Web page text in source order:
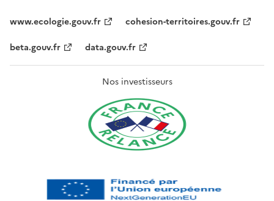
www.ecologie.gouv.fr
cohesion-territoires.gouv.fr
beta.gouv.fr
data.gouv.fr
Nos investisseurs